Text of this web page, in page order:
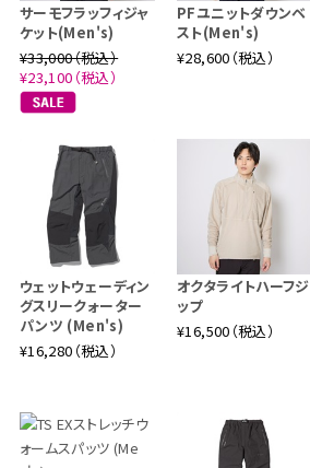
サーモフラッフィジャ
ケット(Men's)
¥33,000（税込）
¥23,100（税込）
PFユニットダウンベ
スト(Men's)
¥28,600（税込）
ウェットウェーディン
グスリークォーター
パンツ (Men's)
¥16,280（税込）
オクタライトハーフジ
ップ
¥16,500（税込）